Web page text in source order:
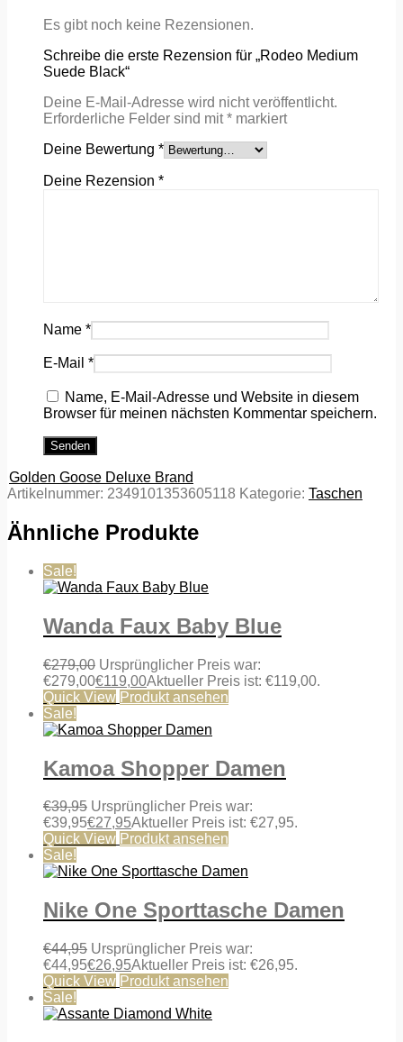
Es gibt noch keine Rezensionen.
Schreibe die erste Rezension für „Rodeo Medium
Suede Black“
Deine E-Mail-Adresse wird nicht veröffentlicht.
Erforderliche Felder sind mit* markiert
Deine Bewertung *
Deine Rezension *
Name *
E-Mail *
Name, E-Mail-Adresse und Website in diesem
Browser für meinen nächsten Kommentar speichern.
Golden Goose Deluxe Brand
Artikelnummer: 2349101353605118 Kategorie: Taschen
Ähnliche Produkte
Sale!
Wanda Faux Baby Blue
€279,00 Ursprünglicher Preis war:
€279,00€119,00Aktueller Preis ist: €119,00.
Quick View Produkt ansehen
Sale!
Kamoa Shopper Damen
€39,95 Ursprünglicher Preis war:
€39,95€27,95Aktueller Preis ist: €27,95.
Quick View Produkt ansehen
Sale!
Nike One Sporttasche Damen
€44,95 Ursprünglicher Preis war:
€44,95€26,95Aktueller Preis ist: €26,95.
Quick View Produkt ansehen
Sale!